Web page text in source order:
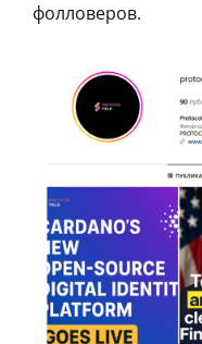
фолловеров.